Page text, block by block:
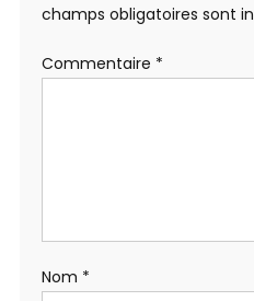
champs obligatoires sont
Commentaire *
Nom *